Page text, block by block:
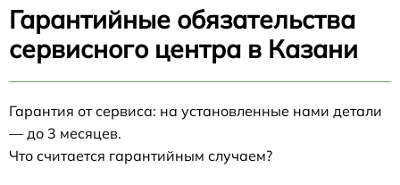
Гарантийные обязательства
сервисного центра в Казани
Гарантия от сервиса: на установленные нами детали
— до 3 месяцев.
Что считается гарантийным случаем?